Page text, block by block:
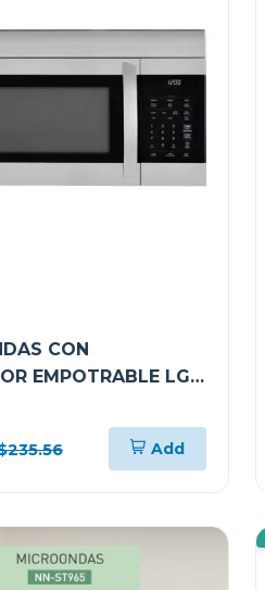
CON
EMPOTRABLE LG
EASY CLEAN
Add